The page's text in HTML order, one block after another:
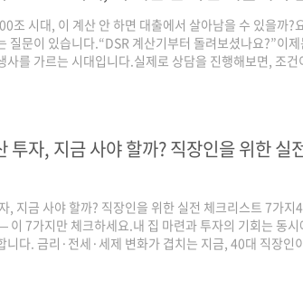
조 시대, 이 계산 안 하면 대출에서 살아남을 수 있을까?
질문이 있습니다.“DSR 계산기부터 돌려보셨나요?”이
사를 가르는 시대입니다.실제로 상담을 진행해보면, 조
에 막히는 구조를 이해해야 합니다계산기 한 번이 대출 가
지금은 주택담보대출..
투자, 지금 사야 할까? 직장인을 위한 실
, 지금 사야 할까? 직장인을 위한 실전 체크리스트 7가지
이 7가지만 체크하세요.내 집 마련과 투자의 기회는 동
니다. 금리·전세·세제 변화가 겹치는 지금, 40대 직장인
적 결정을 하세요. 실전 체크리스트 7가지 (요약)재무 구조